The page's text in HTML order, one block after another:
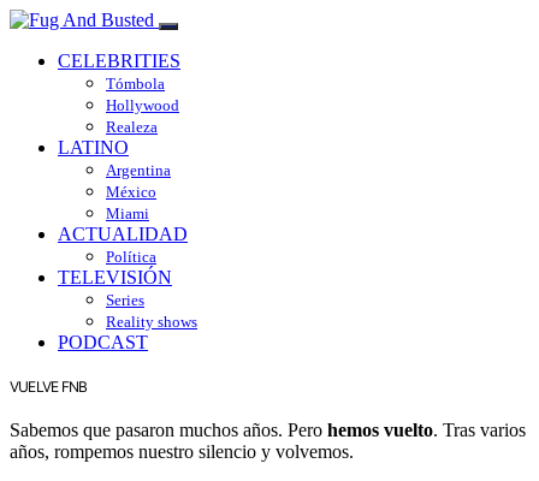
CELEBRITIES
Tómbola
Hollywood
Realeza
LATINO
Argentina
México
Miami
ACTUALIDAD
Política
TELEVISIÓN
Series
Reality shows
PODCAST
VUELVE FNB
Sabemos que pasaron muchos años. Pero hemos vuelto. Tras varios
años, rompemos nuestro silencio y volvemos.